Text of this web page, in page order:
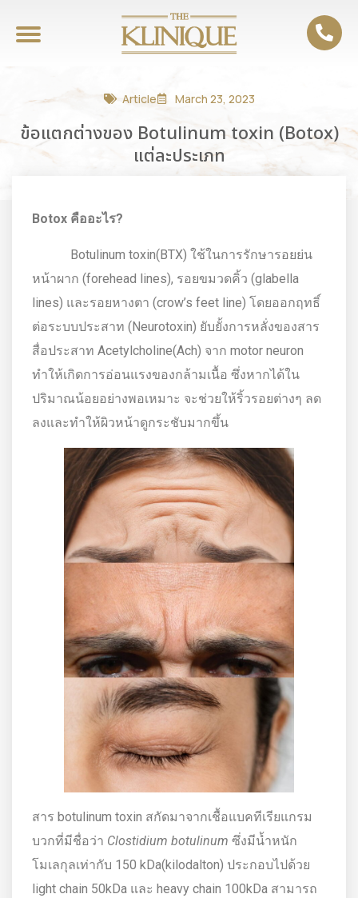
Article March 23, 2023
ข้อแตกต่างของ Botulinum toxin (Botox)
แต่ละประเภท
Botox คืออะไร?
Botulinum toxin(BTX) ใช้ในการรักษารอยย่น
หน้าผาก (forehead lines), รอยขมวดคิ้ว (glabella
lines) และรอยหางตา (crow’s feet line) โดยออกฤทธิ์
ต่อระบบประสาท (Neurotoxin) ยับยั้งการหลั่งของสาร
สื่อประสาท Acetylcholine(Ach) จาก motor neuron
ทำให้เกิดการอ่อนแรงของกล้ามเนื้อ ซึ่งหากได้ใน
ปริมาณน้อยอย่างพอเหมาะ จะช่วยให้ริ้วรอยต่างๆ ลด
ลงและทำให้ผิวหน้าดูกระชับมากขึ้น
สาร botulinum toxin สกัดมาจากเชื้อแบคทีเรียแกรม
บวกที่มีชื่อว่า Clostidium botulinum ซึ่งมีน้ำหนัก
โมเลกุลเท่ากับ 150 kDa(kilodalton) ประกอบไปด้วย
light chain 50kDa และ heavy chain 100kDa สามารถ